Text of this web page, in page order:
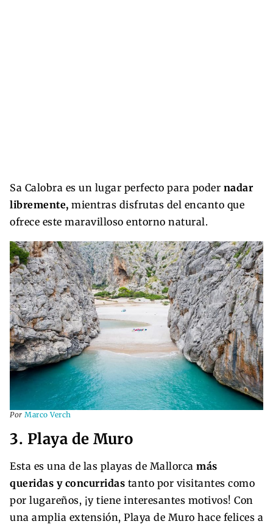
Sa Calobra es un lugar perfecto para poder nadar
libremente, mientras disfrutas del encanto que
ofrece este maravilloso entorno natural.
Por Marco Verch
3. Playa de Muro
Esta es una de las playas de Mallorca más
queridas y concurridas tanto por visitantes como
por lugareños, ¡y tiene interesantes motivos! Con
una amplia extensión, Playa de Muro hace felices a